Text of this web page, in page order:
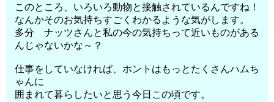
このところ、いろいろ動物と接触されているんですね！
なんかそのお気持ちすごくわかるような気がします。
多分 ナッツさんと私の今の気持ちって近いものがある
んじゃないかな～？
仕事をしていなければ、ホントはもっとたくさんハムち
ゃんに
囲まれて暮らしたいと思う今日この頃です。